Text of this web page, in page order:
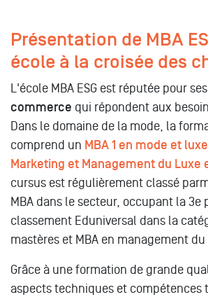
Présentation de MBA
école à la croisée des
L'école MBA ESG est réputée pour ses
commerce qui répondent aux
Dans le domaine de la mode, la
comprend un MBA 1 en mode et luxe
Marketing et Management du Luxe
cursus est régulièrement classé
MBA dans le secteur, occupant la 3e
classement Eduniversal dans la
mastères et MBA en management
Grâce à une formation de grande
aspects techniques et compétences